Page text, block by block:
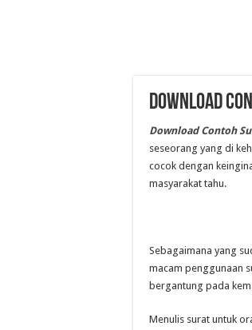
Download
Download Contoh
seseorang yang di
cocok dengan
masyarakat tahu.
Sebagaimana yang
macam penggunaan
bergantung pada
Menulis surat untuk